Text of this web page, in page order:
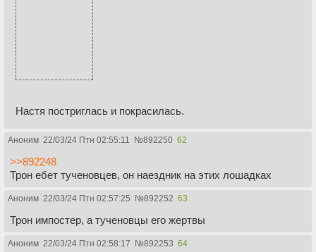
Настя постриглась и покрасилась.
Аноним 22/03/24 Птн 02:55:11 №892250 62
>>892248
Трон ебет тученовцев, он наездник на этих лошадках
Аноним 22/03/24 Птн 02:57:25 №892252 63
Трон импостер, а тученовцы его жертвы
Аноним 22/03/24 Птн 02:58:17 №892253 64